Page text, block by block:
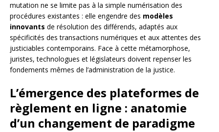
mutation ne se limite pas à la simple numérisation des
procédures existantes : elle engendre des modèles
innovants de résolution des différends, adaptés aux
spécificités des transactions numériques et aux attentes des
justiciables contemporains. Face à cette métamorphose,
juristes, technologues et législateurs doivent repenser les
fondements mêmes de l’administration de la justice.
L’émergence des plateformes de
règlement en ligne : anatomie
d’un changement de paradigme